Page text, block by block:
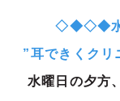
◇◆◇◆水
”耳できくクリ
水曜日の夕方